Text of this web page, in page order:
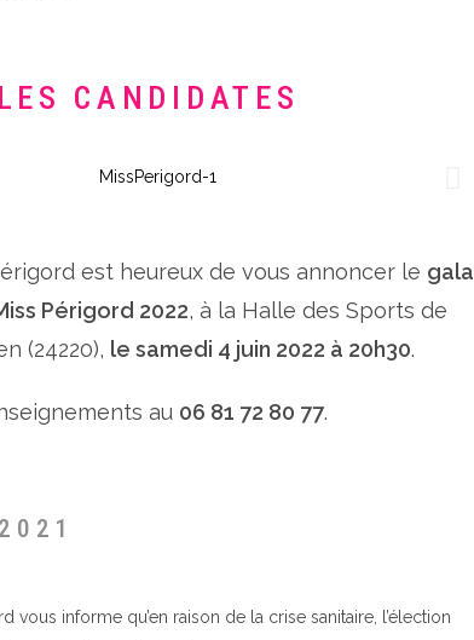
LES CANDIDATES
est heureux de vous annoncer le gala
Périgord 2022, à la Halle des Sports de
(24220), le samedi 4 juin 2022 à 20h30.
au 06 81 72 80 77.
vous informe qu’en raison de la crise sanitaire, l’élection